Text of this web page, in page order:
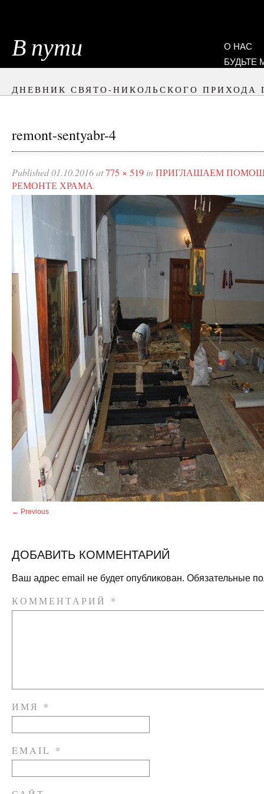
В пути
О НАС
БУДЬТЕ
ДНЕВНИК СВЯТО-НИКОЛЬСКОГО ПРИХОДА
remont-sentyabr-4
Published01.10.2016at775 × 519 inПРИГЛАШАЕМ
РЕМОНТЕ ХРАМА.
← Previous
ДОБАВИТЬ КОММЕНТАРИЙ
Ваш адрес email не будет опубликован. Обязательные
КОММЕНТАРИЙ *
ИМЯ *
EMAIL *